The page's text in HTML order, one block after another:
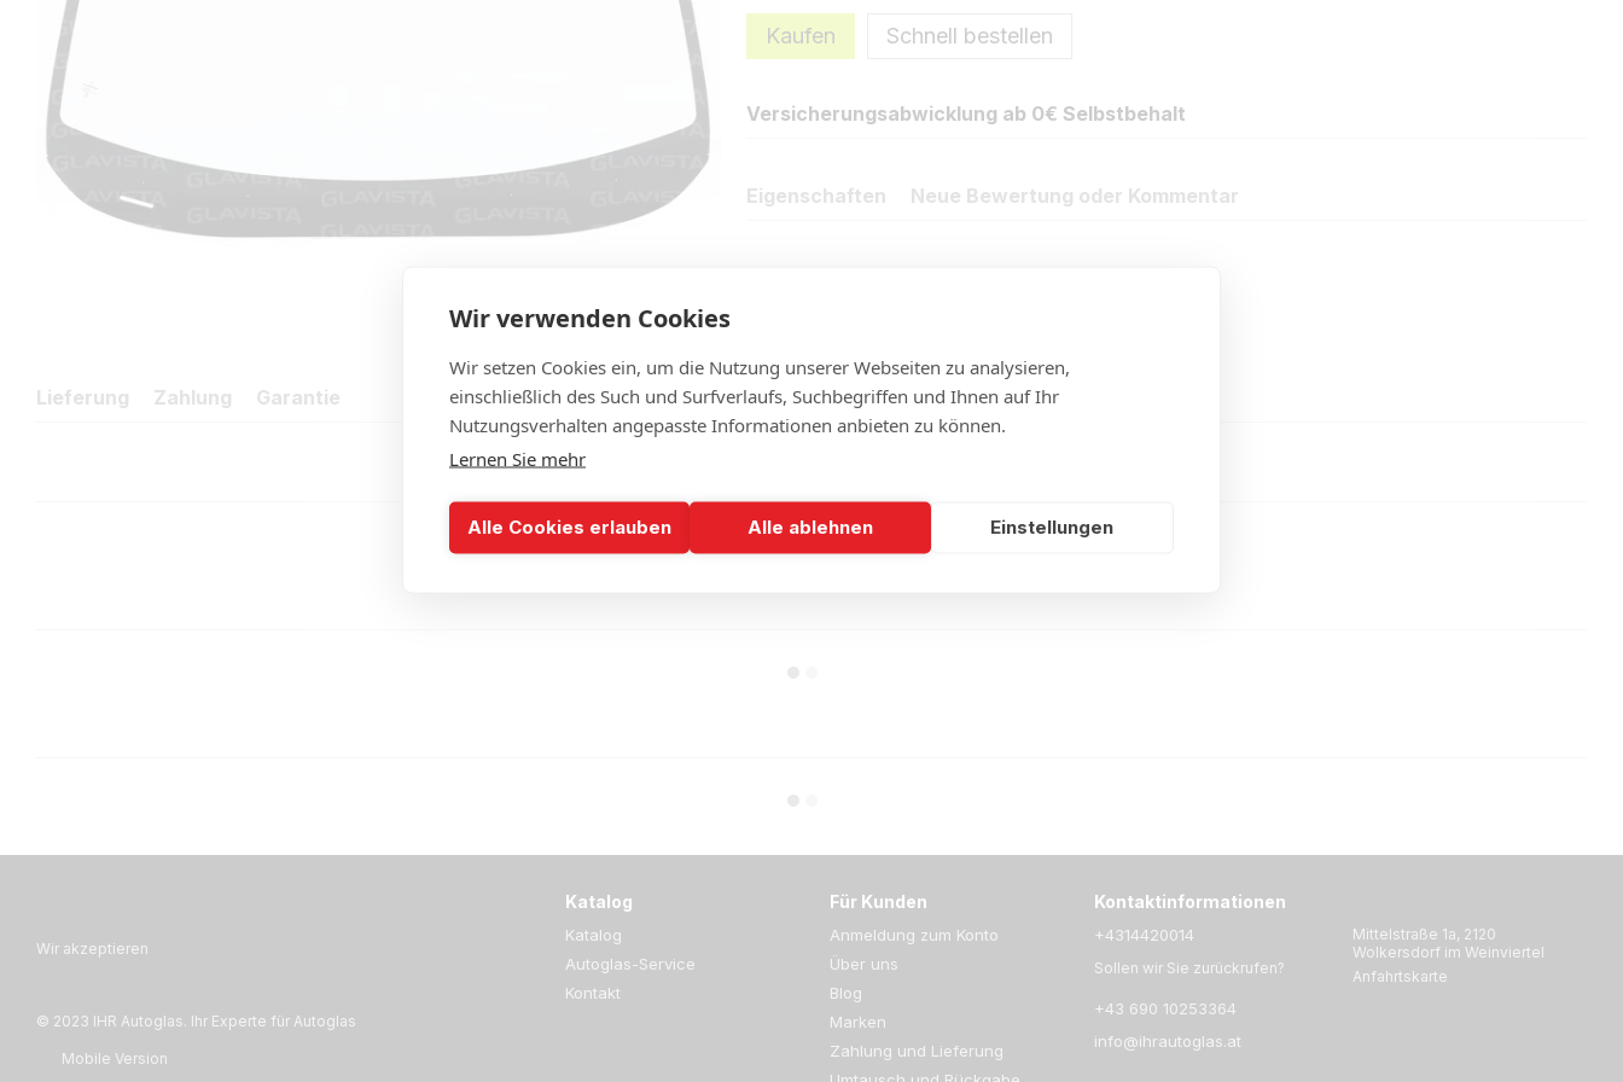
Kaufen Schnell bestellen
Versicherungsabwicklung ab 0€ Selbstbehalt
Eigenschaften Neue Bewertung oder Kommentar
Lieferung Zahlung Garantie
Wir akzeptieren
© 2023 IHR Autoglas. Ihr Experte für Autoglas
Mobile Version
Katalog
Katalog
Autoglas-Service
Kontakt
Für Kunden
Anmeldung zum Konto
Über uns
Blog
Marken
Zahlung und Lieferung
Kontaktinformationen
+4314420014
Sollen wir Sie zurückrufen?
+43 690 10253364
info@ihrautoglas.at
Mittelstraße 1a, 2120
Wolkersdorf im Weinviertel
Anfahrtskarte
Wir verwenden Cookies
Wir setzen Cookies ein, um die Nutzung unserer Webseiten zu analysieren,
einschließlich des Such und Surfverlaufs, Suchbegriffen und Ihnen auf Ihr
Nutzungsverhalten angepasste Informationen anbieten zu können.
Lernen Sie mehr
Alle Cookies erlauben Alle ablehnen Einstellungen